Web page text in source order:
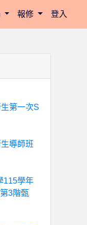
報修 登入
第一次S
導師班
115學年
3階甄